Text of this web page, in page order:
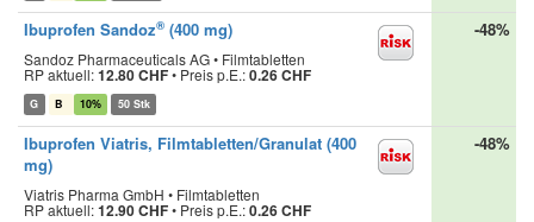
Ibuprofen Sandoz® (400 mg)
Sandoz Pharmaceuticals AG • Filmtabletten
RP aktuell:12.80 CHF• Preis p.E.:0.26 CHF
G B 10% 50 Stk
-48%
Ibuprofen Viatris, Filmtabletten/Granulat (400
mg)
Viatris Pharma GmbH • Filmtabletten
RP aktuell:12.90 CHF• Preis p.E.:0.26 CHF
-48%